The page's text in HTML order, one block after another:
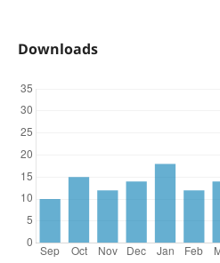
Downloads